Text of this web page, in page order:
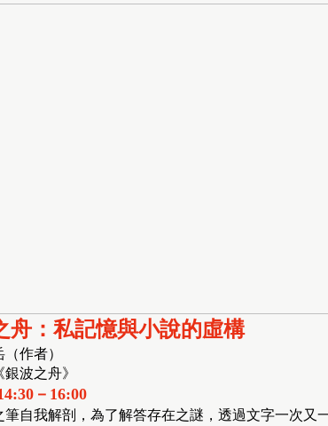
：私記憶與小說的虛構
（作者）
銀波之舟》
－16:00
筆自我解剖，為了解答存在之謎，透過文字一次